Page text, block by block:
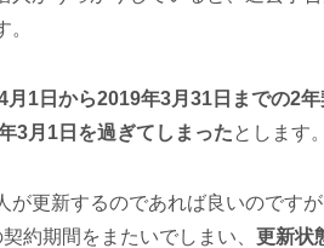
。
月1日から2019年3月31日までの2
3月1日を過ぎてしまったとします。
が更新するのであれば良いのですが
約期間をまたいでしまい、 更新状